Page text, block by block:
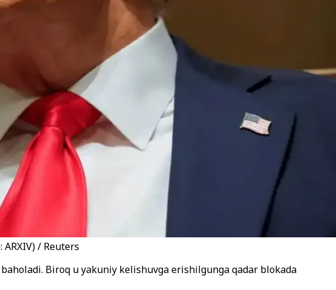
/ Reuters
Biroq u yakuniy kelishuvga erishilgunga qadar blokada